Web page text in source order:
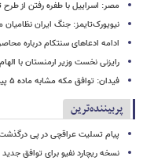
مصر: اسراییل با طفره رفتن از
نیویورک‌تایمز: جنگ ایران نظامیان
ادامه ادعاهای سنتکام درباره
رایزنی نخست وزیر ارمنستان با
فیدان: توافق مکه مشابه ماده ۵ پیمان ناتو است
پربیننده‌ترین
پیام تسلیت عراقچی در پی
نسخه ریچارد نفیو برای توافق جدید